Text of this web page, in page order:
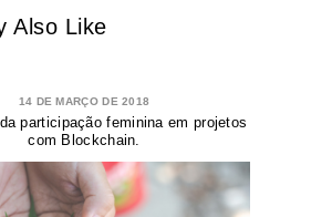
Also Like
14 DE MARÇO DE 2018
participação feminina em projetos
com Blockchain.